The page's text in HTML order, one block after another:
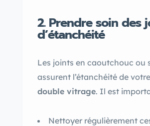
2. Prendre soin des
d’étanchéité
Les joints en caoutchouc ou
assurent l’étanchéité de votre
double vitrage. Il est
Nettoyer régulièrement